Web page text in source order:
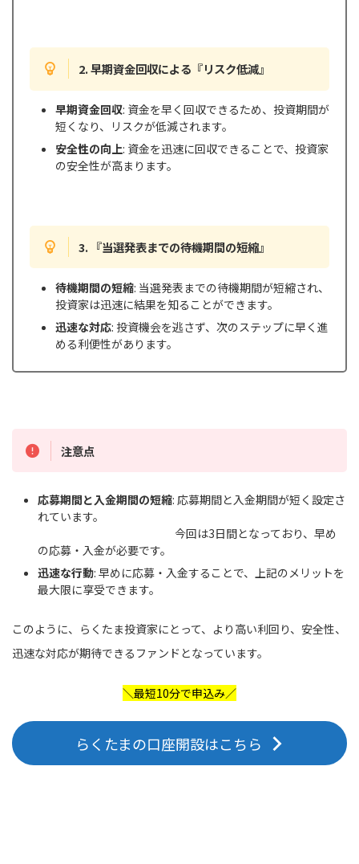
2. 早期資金回収による『リスク低減』
早期資金回収: 資金を早く回収できるため、投資期間が
短くなり、リスクが低減されます。
安全性の向上: 資金を迅速に回収できることで、投資家
の安全性が高まります。
3. 『当選発表までの待機期間の短縮』
待機期間の短縮: 当選発表までの待機期間が短縮され、
投資家は迅速に結果を知ることができます。
迅速な対応: 投資機会を逃さず、次のステップに早く進
める利便性があります。
注意点
応募期間と入金期間の短縮: 応募期間と入金期間が短く設定さ
れています。
今回は3日間となっており、早め
の応募・入金が必要です。
迅速な行動: 早めに応募・入金することで、上記のメリットを
最大限に享受できます。
このように、らくたま投資家にとって、より高い利回り、安全性、
迅速な対応が期待できるファンドとなっています。
＼最短10分で申込み／
らくたまの口座開設はこちら